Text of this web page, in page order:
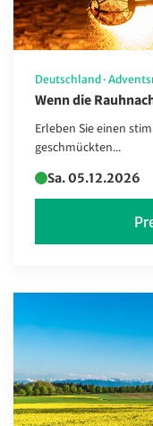
Deutschland ·
Wenn die
Erleben Sie einen
geschmückten...
Sa. 05.12.2026